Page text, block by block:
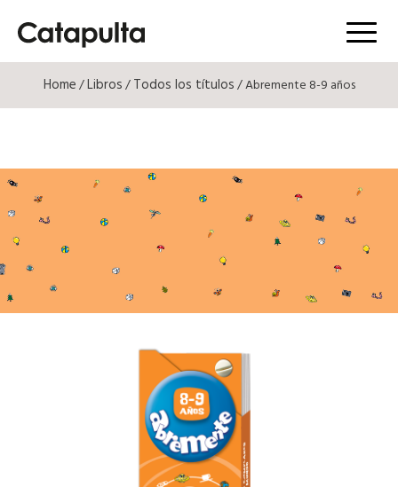
Menú
Home/Libros/Todos los títulos/ Abremente 8-9 años